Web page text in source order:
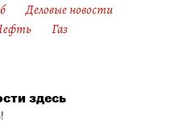
Деловые новости
Газ
здесь